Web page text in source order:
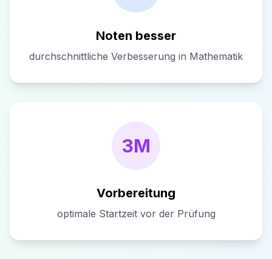
Noten besser
durchschnittliche Verbesserung in Mathematik
3M
Vorbereitung
optimale Startzeit vor der Prüfung